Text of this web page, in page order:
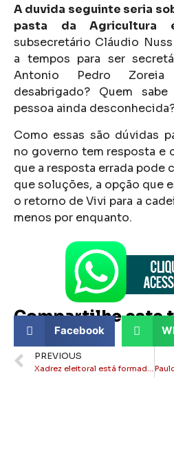
A duvida seguinte seria
pasta da Agricultura
subsecretário Cláudio
a tempos para ser
Antonio Pedro
desabrigado? Quem
pessoa ainda
Como essas são dúvidas
no governo tem resposta e
que a resposta errada pode
que soluções, a opção que
o retorno de Vivi para a
menos por enquanto.
Compartilhe este
Facebook
PREVIOUS
Xadrez eleitoral está formado em Campos dos Goytacazes